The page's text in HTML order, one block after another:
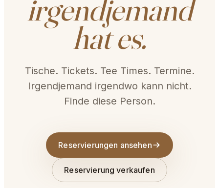
irgendjemand
hat es.
Tische. Tickets. Tee Times. Termine.
Irgendjemand irgendwo kann nicht.
Finde diese Person.
Reservierungen ansehen
Reservierung verkaufen